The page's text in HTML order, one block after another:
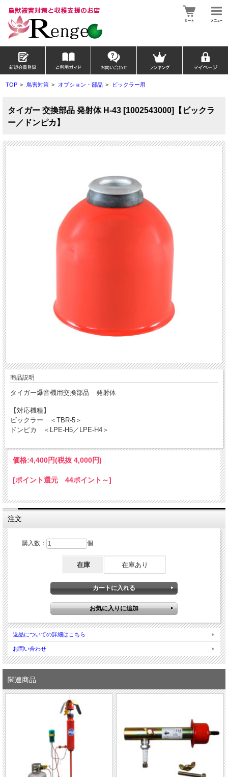
TOP > 鳥害対策 > オプション・部品 > ビックラー用
タイガー 交換部品 発射体 H-43 [1002543000]【ビックラ
ー／ドンピカ】
商品説明
タイガー爆音機用交換部品 発射体
【対応機種】
ビックラー ＜TBR-5＞
ドンピカ ＜LPE-H5／LPE-H4＞
価格:4,400円(税抜 4,000円)
[ポイント還元 44ポイント～]
注文
購入数： 個
在庫 在庫あり
返品についての詳細はこちら
お問い合わせ
関連商品